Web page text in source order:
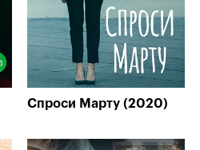
Спроси Марту (2020)